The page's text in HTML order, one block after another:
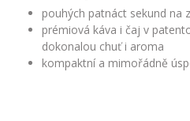
pouhých patnáct sekund na
prémiová káva i čaj v
dokonalou chuť i aroma
kompaktní a mimořádně